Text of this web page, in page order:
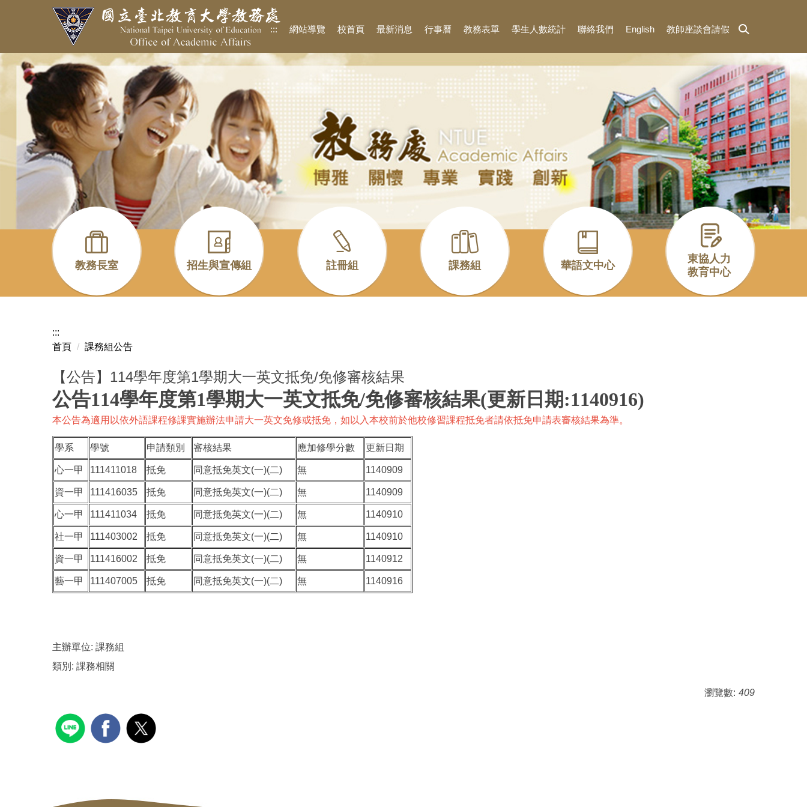
要
內
::: 網站導覽 校首頁 最新消息 行事曆 教務表單 學生人數統計 聯絡我們 English 教師座談會請假
教務長室 招生與宣傳組 註冊組 課務組 華語文中心
東協人力
教育中心
:::
首頁
課務組公告
【公告】114學年度第1學期大一英文抵免/免修審核結果
公告114學年度第1學期大一英文抵免/免修審核結果(更新日期:1140916)
本公告為適用以依外語課程修課實施辦法申請大一英文免修或抵免，如以入本校前於他校修習課程抵免者請依抵免申請表審核結果為準。
學系 學號 申請類別 審核結果 應加修學分數 更新日期
心一甲 111411018 抵免 同意抵免英文(一)(二) 無 1140909
資一甲 111416035 抵免 同意抵免英文(一)(二) 無 1140909
心一甲 111411034 抵免 同意抵免英文(一)(二) 無 1140910
社一甲 111403002 抵免 同意抵免英文(一)(二) 無 1140910
資一甲 111416002 抵免 同意抵免英文(一)(二) 無 1140912
藝一甲 111407005 抵免 同意抵免英文(一)(二) 無 1140916
主辦單位: 課務組
類別: 課務相關
瀏覽數: 409